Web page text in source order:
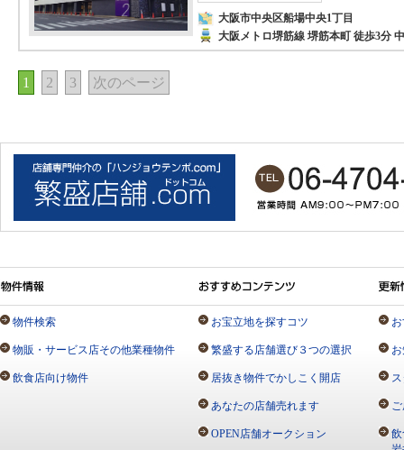
大阪市中央区船場中央1丁目
大阪メトロ堺筋線 堺筋本町 徒歩3分
1 2 3 次のページ
物件検索
物販・サービス店その他業種物件
飲食店向け物件
お宝立地を探すコツ
繁盛する店舗選び３つの選択
居抜き物件でかしこく開店
あなたの店舗売れます
OPEN店舗オークション